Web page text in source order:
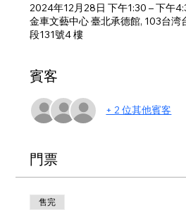
2024年12月28日 下午1:30 – 下午
金車文藝中心 臺北承德館, 103台湾
段131號4 樓
賓客
+ 2 位其他賓客
門票
售完